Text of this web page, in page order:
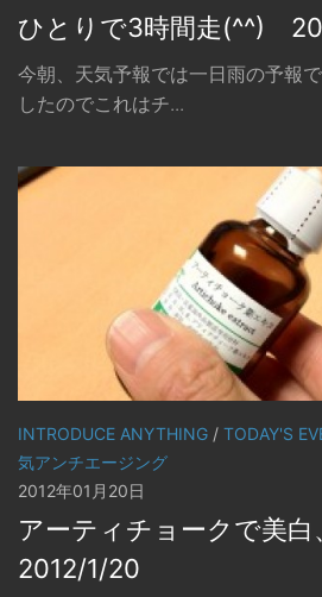
ひとりで3時間走(^^)
今朝、天気予報では一日雨の予報
したのでこれはチ...
INTRODUCE ANYTHING / TODAY'S
気アンチエージング
2012年01月20日
アーティチョークで美
2012/1/20